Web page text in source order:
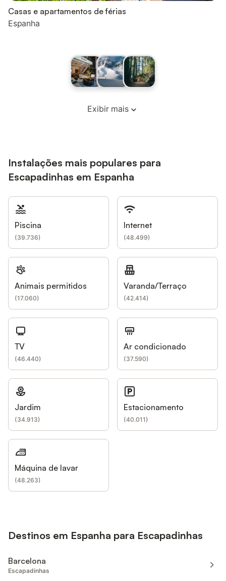
Casas e apartamentos de férias
Espanha
Exibir mais
Instalações mais populares para
Escapadinhas em Espanha
Piscina
(39.736)
Internet
(48.499)
Animais permitidos
(17.060)
Varanda/Terraço
(42.414)
TV
(46.440)
Ar condicionado
(37.590)
Jardim
(34.913)
Estacionamento
(40.011)
Máquina de lavar
(48.263)
Destinos em Espanha para Escapadinhas
Barcelona
Escapadinhas